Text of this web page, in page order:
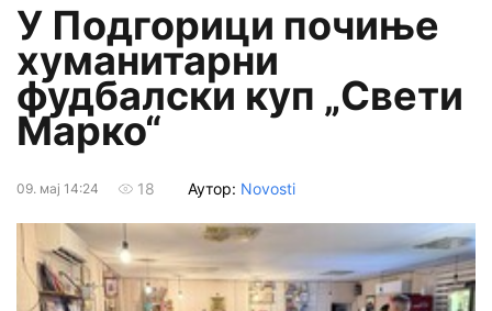
У Подгорици почиње
хуманитарни
фудбалски куп „Свети
Марко“
09. мај 14:24 18 Аутор: Novosti